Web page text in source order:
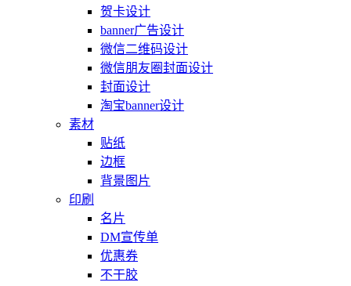
贺卡设计
banner广告设计
微信二维码设计
微信朋友圈封面设计
封面设计
淘宝banner设计
素材
贴纸
边框
背景图片
印刷
名片
DM宣传单
优惠券
不干胶